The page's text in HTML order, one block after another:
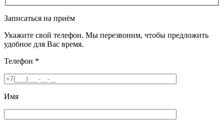
Записаться на приём
Укажите свой телефон. Мы перезвоним, чтобы предложить
удобное для Вас время.
Телефон *
Имя